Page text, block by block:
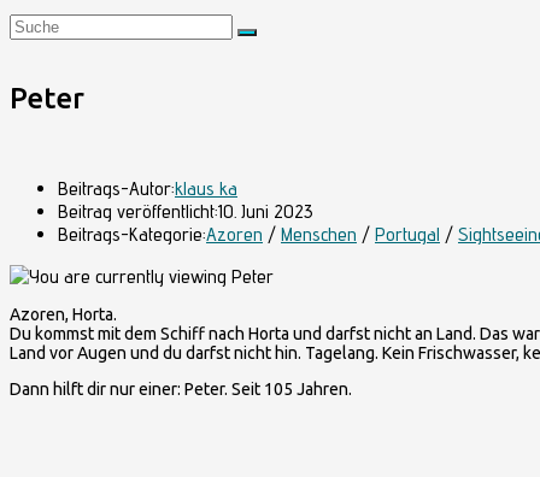
Peter
Beitrags-Autor:klaus ka
Beitrag veröffentlicht:10. Juni 2023
Beitrags-Kategorie:Azoren / Menschen / Portugal /
Azoren, Horta.
Du kommst mit dem Schiff nach Horta und darfst nicht an Land. Das
Land vor Augen und du darfst nicht hin. Tagelang. Kein Frischwasser,
Dann hilft dir nur einer: Peter. Seit 105 Jahren.